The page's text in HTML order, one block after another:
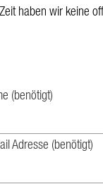
haben wir keine
(benötigt)
Adresse (benötigt)